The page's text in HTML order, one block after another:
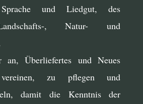
Sprache und Liedgut, des
, Natur- und
an, Überliefertes und Neues
zu pflegen und
damit die Kenntnis der